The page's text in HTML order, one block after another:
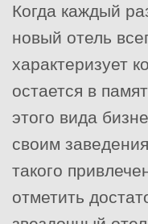
Когда каждый
новый отель
характеризует
остается в
этого вида
своим
такого
отметить